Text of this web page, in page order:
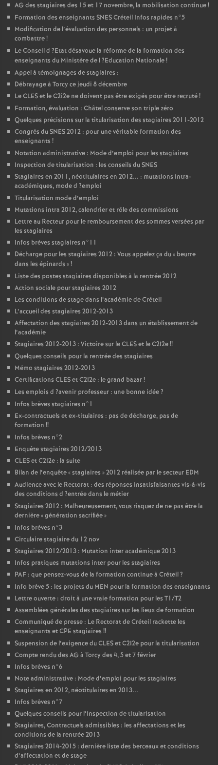
AG des stagiaires des 15 et 17 novembre, la mobilisation continue!
Formation des enseignants SNESCréteil Infos rapides n°5
Modification de l’évaluation des personnels : un projet à
combattre!
Le Conseil d ?Etat désavoue la réforme de la formation des
enseignants du Ministère de l?Education Nationale!
Appel à témoignages de stagiaires :
Débrayage à Torcy ce jeudi 8 décembre
LeCLESet le C2i2e ne doivent pas être exigés pour être recruté!
Formation, évaluation : Châtel conserve son triple zéro
Quelques précisions sur la titularisation des stagiaires 2011-2012
Congrès duSNES2012 : pour une véritable formation des
enseignants !
Notation administrative : Mode d’emploi pour les stagiaires
Inspection de titularisation : les conseils duSNES
Stagiaires en 2011, néotitulaires en 2012... : mutations intra-
académiques, mode d ?emploi
Titularisation mode d’emploi
Mutations intra 2012, calendrier et rôle des commissions
Lettre au Recteur pour le remboursement des sommes versées par
les stagiaires
Infos brèves stagiaires n°11
Décharge pour les stagiaires 2012 : Vous appelez ça du « beurre
dans les épinards »!
Liste des postes stagiaires disponibles à la rentrée 2012
Action sociale pour stagiaires 2012
Les conditions de stage dans l’académie de Créteil
L’accueil des stagiaires 2012-2013
Affectation des stagiaires 2012-2013 dans un établissement de
l’académie
Stagiaires 2012-2013 : Victoire sur leCLESet le C2I2e!!
Quelques conseils pour la rentrée des stagiaires
Mémo stagiaires 2012-2013
Certifications CLESet C2I2e : le grand bazar!
Les emplois d ?avenir professeur : une bonne idée?
Infos brèves stagiaires n°1
Ex-contractuels et ex-titulaires : pas de décharge, pas de
formation !!
Infos brèves n°2
Enquête stagiaires 2012/2013
CLESet C2I2e : la suite
Bilan de l’enquête «stagiaires » 2012 réalisée par le secteur EDM
Audience avec le Rectorat : des réponses insatisfaisantes vis-à-vis
des conditions d ?entrée dans le métier
Stagiaires 2012 : Malheureusement, vous risquez de ne pas être la
dernière «génération sacrifiée»
Infos brèves n°3
Circulaire stagiaire du 12 nov
Stagiaires 2012/2013 : Mutation inter académique 2013
Infos pratiques mutations inter pour les stagiaires
PAF : que pensez-vous de la formation continue à Créteil?
Info brève 5 : les projets du MEN pour la formation des enseignants
Lettre ouverte : droit à une vraie formation pour les T1/T2
Assemblées générales des stagiaires sur les lieux de formation
Communiqué de presse : Le Rectorat de Créteil rackette les
enseignants etCPE stagiaires !!
Suspension de l’exigence duCLESet C2I2e pour la titularisation
Compte rendu des AG à Torcy des 4, 5 et 7 février
Infos brèves n°6
Note administrative : Mode d’emploi pour les stagiaires
Stagiaires en 2012, néotitulaires en 2013...
Infos brèves n°7
Quelques conseils pour l’inspection de titularisation
Stagiaires, Contractuels admissibles : les affectations et les
conditions de la rentrée 2013
Stagiaires 2014-2015 : dernière liste des berceaux et conditions
d’affectation et de stage